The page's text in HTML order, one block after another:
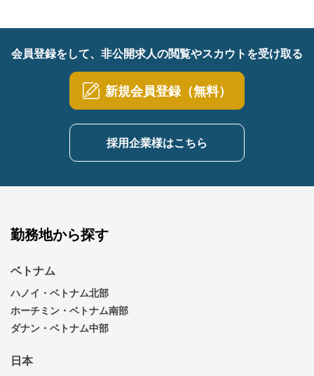
会員登録をして、非公開求人の閲覧やスカウトを受け取る
新規会員登録（無料）
採用企業様はこちら
勤務地から探す
ベトナム
ハノイ・ベトナム北部
ホーチミン・ベトナム南部
ダナン・ベトナム中部
日本